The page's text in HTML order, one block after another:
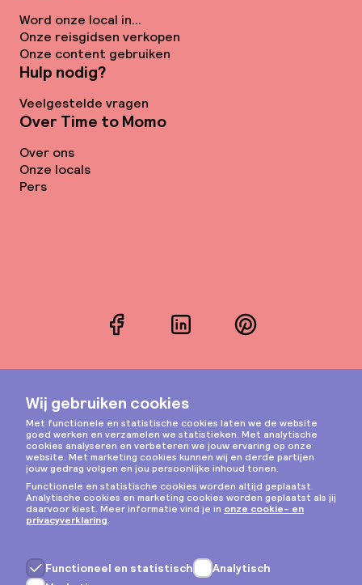
Word onze local in...
Onze reisgidsen verkopen
Onze content gebruiken
Hulp nodig?
Veelgestelde vragen
Over Time to Momo
Over ons
Onze locals
Pers
FacebookLinkedInPinterest
Instagram
Privacy & cookies
Algemene voorwaarden